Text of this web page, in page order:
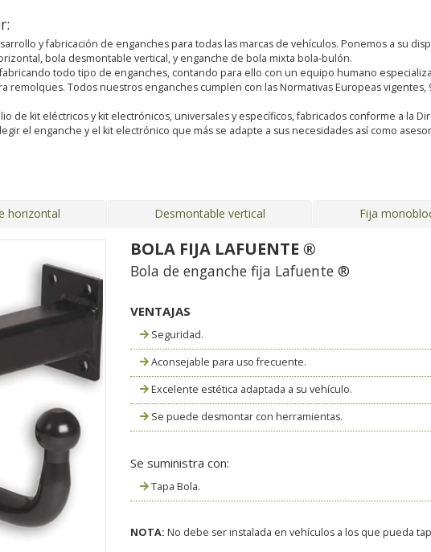
y fabricación de enganches para todas las marcas de vehículos. Ponemos a su
bola desmontable vertical, y enganche de bola mixta bola-bulón.
todo tipo de enganches, contando para ello con un equipo humano
Todos nuestros enganches cumplen con las Normativas Europeas vigentes,
de kit eléctricos y kit electrónicos, universales y específicos, fabricados conforme a la
el enganche y el kit electrónico que más se adapte a sus necesidades así como
horizontal Desmontable vertical Fija
BOLA FIJA LAFUENTE ®
Bola de enganche fija Lafuente ®
VENTAJAS
Seguridad.
Aconsejable para uso frecuente.
Excelente estética adaptada a su vehículo.
Se puede desmontar con herramientas.
Se suministra con:
Tapa Bola.
NOTA: No debe ser instalada en vehículos a los que pueda